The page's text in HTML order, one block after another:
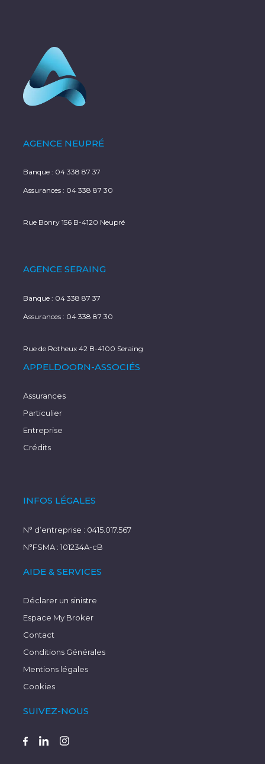
AGENCE NEUPRÉ
Banque : 04 338 87 37
Assurances : 04 338 87 30
Rue Bonry 156 B-4120 Neupré
AGENCE SERAING
Banque : 04 338 87 37
Assurances : 04 338 87 30
Rue de Rotheux 42 B-4100 Seraing
APPELDOORN-ASSOCIÉS
Assurances
Particulier
Entreprise
Crédits
INFOS LÉGALES
N° d’entreprise : 0415.017.567
N°FSMA : 101234A-cB
AIDE & SERVICES
Déclarer un sinistre
Espace My Broker
Contact
Conditions Générales
Mentions légales
Cookies
SUIVEZ-NOUS